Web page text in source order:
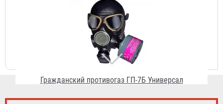
Гражданский противогаз ГП-7Б Универсал
4 211 ₽